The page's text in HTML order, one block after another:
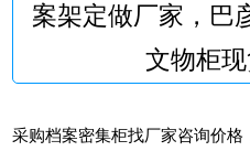
案架定做厂家，巴
文物柜现
采购档案密集柜找厂家咨询价